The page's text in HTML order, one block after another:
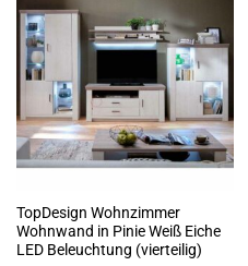
TopDesign Wohnzimmer
Wohnwand in Pinie Weiß Eiche
LED Beleuchtung (vierteilig)